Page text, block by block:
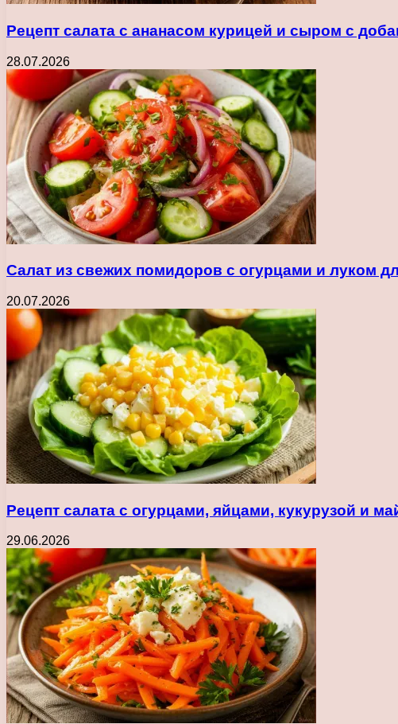
Рецепт салата с ананасом курицей и сыром с
28.07.2026
Салат из свежих помидоров с огурцами и луком
20.07.2026
Рецепт салата с огурцами, яйцами, кукурузой и
29.06.2026